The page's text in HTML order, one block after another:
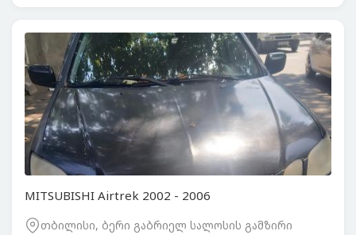
MITSUBISHI Airtrek 2002 - 2006
თბილისი, ბერი გაბრიელ სალოსის გამზირი